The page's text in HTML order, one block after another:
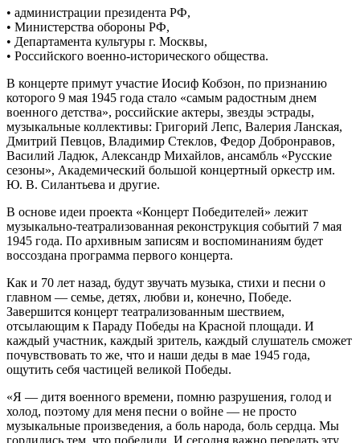
• администрации президента РФ,
• Министерства обороны РФ,
• Департамента культуры г. Москвы,
• Российского военно-исторического общества.
В концерте примут участие Иосиф Кобзон, по признанию
которого 9 мая 1945 года стало «самым радостным днем
военного детства», российские актеры, звезды эстрады,
музыкальные коллективы: Григорий Лепс, Валерия Ланская,
Дмитрий Певцов, Владимир Стеклов, Федор Добронравов,
Василий Ладюк, Александр Михайлов, ансамбль «Русские
сезоны», Академический большой концертный оркестр им.
Ю. В. Силантьева и другие.
В основе идеи проекта «Концерт Победителей» лежит
музыкально-театрализованная реконструкция событий 7 мая
1945 года. По архивным записям и воспоминаниям будет
воссоздана программа первого концерта.
Как и 70 лет назад, будут звучать музыка, стихи и песни о
главном — семье, детях, любви и, конечно, Победе.
Завершится концерт театрализованным шествием,
отсылающим к Параду Победы на Красной площади. И
каждый участник, каждый зритель, каждый слушатель сможет
почувствовать то же, что и наши деды в мае 1945 года,
ощутить себя частицей великой Победы.
«Я — дитя военного времени, помню разрушения, голод и
холод, поэтому для меня песни о войне — не просто
музыкальные произведения, а боль народа, боль сердца. Мы
гордились тем, что победили. И сегодня важно передать эту